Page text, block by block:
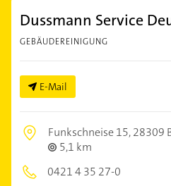
Dussmann Service
GEBÄUDEREINIGUNG
E-Mail
Funkschneise 15,28309
5,1 km
0421 4 35 27-0